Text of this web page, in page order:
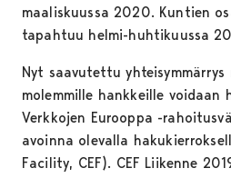
maaliskuussa 2020. Kuntien
tapahtuu helmi-huhtikuussa
Nyt saavutettu
molemmille hankkeille voidaan
Verkkojen Eurooppa -
avoinna olevalla
Facility, CEF). CEF Liikenne